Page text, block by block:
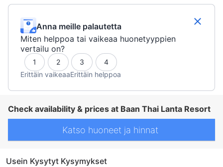
Anna meille palautetta
Miten helppoa tai vaikeaa huonetyyppien
vertailu on?
1 2 3
4
Erittäin vaikeaaErittäin helppoa
Check availability & prices at Baan Thai Lanta Resort
Katso huoneet ja hinnat
Usein Kysytyt Kysymykset